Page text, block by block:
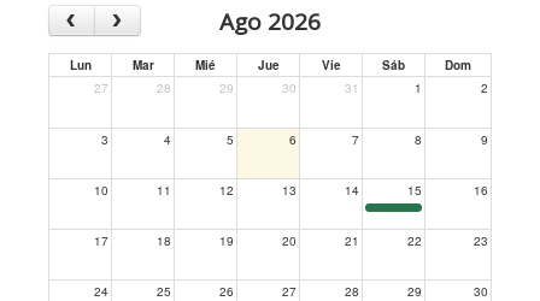
‹ › Ago 2026
Lun Mar Mié Jue Vie Sáb
Dom
27
28 29 30 31 1 2
3 4 5 6 7 8 9
10 11 12 13 14 15 16
17 18 19 20 21 22 23
24 25 26 27 28 29 30